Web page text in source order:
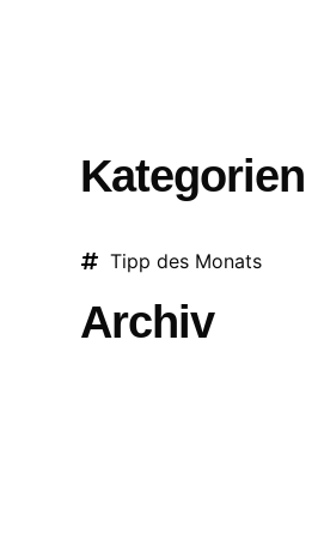
Kategorien
Tipp des Monats
Archiv